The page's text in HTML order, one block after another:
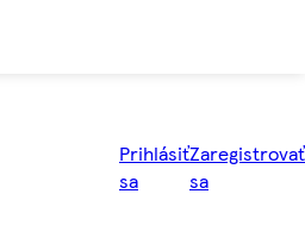
Prihlásiť
sa
Zaregistrovať
sa